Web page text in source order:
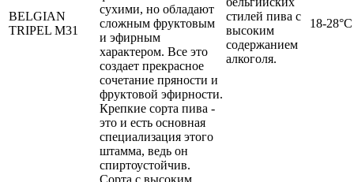
BELGIAN
TRIPEL M31
сухими, но обладают
сложным фруктовым
и эфирным
характером. Все это
создает прекрасное
сочетание пряности и
фруктовой эфирности.
Крепкие сорта пива -
это и есть основная
специализация этого
штамма, ведь он
спиртоустойчив.
Сорта с высоким
стилей пива с
высоким
содержанием
алкоголя.
18-28°C